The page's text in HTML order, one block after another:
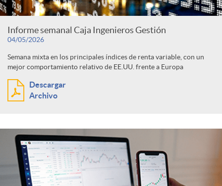
Informe semanal Caja Ingenieros Gestión
04/05/2026
Semana mixta en los principales índices de renta variable, con un
mejor comportamiento relativo de EE.UU. frente a Europa
Descargar
Archivo